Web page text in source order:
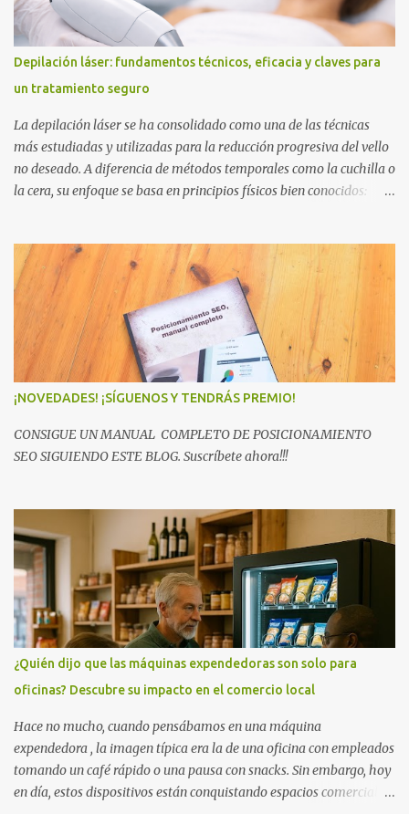
Depilación láser: fundamentos técnicos, eficacia y claves para
un tratamiento seguro
La depilación láser se ha consolidado como una de las técnicas
más estudiadas y utilizadas para la reducción progresiva del vello
no deseado. A diferencia de métodos temporales como la cuchilla o
la cera, su enfoque se basa en principios físicos bien conocidos:
sostenida. En centros de estética avanzados como Jania Estètica ,
el valor de este tratamiento no está solo en “eliminar vello”, sino en
hacerlo con criterio: entendiendo cómo funciona el ciclo piloso, qué
variables influyen en los resultados y cómo adaptar cada sesión al
tipo de piel y a la zona tratada para maximizar eficacia y confort.
Cómo funciona la depilación láser: ciencia aplicada al folículo El
fundamento del láser es la fototermólisis selectiva: una longitud de
onda específica atraviesa la piel y es absorbida preferentemente
por la melanina del vello. Esa absorción transforma la luz en...
¡NOVEDADES! ¡SÍGUENOS Y TENDRÁS PREMIO!
CONSIGUE UN MANUAL COMPLETO DE POSICIONAMIENTO
SEO SIGUIENDO ESTE BLOG. Suscríbete ahora!!!
¿Quién dijo que las máquinas expendedoras son solo para
oficinas? Descubre su impacto en el comercio local
Hace no mucho, cuando pensábamos en una máquina
expendedora , la imagen típica era la de una oficina con empleados
tomando un café rápido o una pausa con snacks. Sin embargo, hoy
en día, estos dispositivos están conquistando espacios comerciales